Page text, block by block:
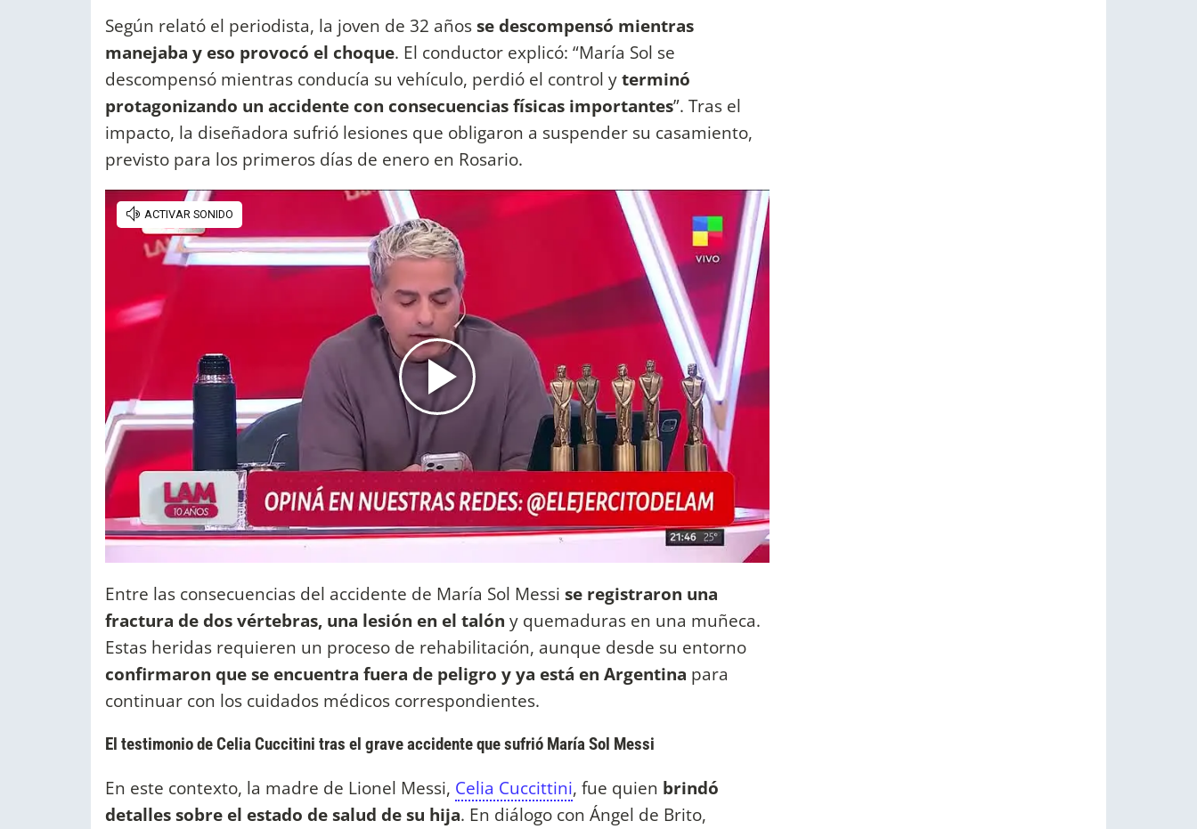
Según relató el periodista, la joven de 32 añosse descompensó mientras
manejaba y eso provocó el choque. El conductor explicó: “María Sol se
descompensó mientras conducía su vehículo, perdió el control yterminó
protagonizando un accidente con consecuencias físicas importantes”. Tras el
impacto, la diseñadora sufrió lesiones que obligaron a suspender su casamiento,
previsto para los primeros días de enero en Rosario.
Entre las consecuencias del accidente de María Sol Messi se registraron una
fractura de dos vértebras, una lesión en el talón y quemaduras en una muñeca.
Estas heridas requieren un proceso de rehabilitación, aunque desde su entorno
confirmaron que se encuentra fuera de peligro y ya está en Argentina para
continuar con los cuidados médicos correspondientes.
El testimonio de Celia Cuccitini tras el grave accidente que sufrió María Sol Messi
En este contexto, la madre de Lionel Messi, Celia Cuccittini, fue quien brindó
detalles sobre el estado de salud de su hija. En diálogo con Ángel de Brito,